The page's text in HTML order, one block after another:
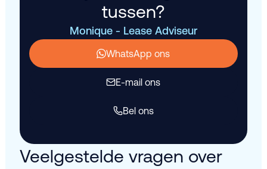
tussen?
Monique - Lease Adviseur
WhatsApp ons
E-mail ons
Bel ons
Veelgestelde vragen over